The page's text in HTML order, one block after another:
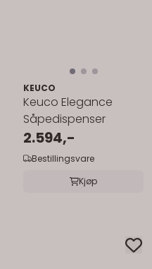
KEUCO
Keuco Elegance
Såpedispenser
2.594,-
Bestillingsvare
Kjøp